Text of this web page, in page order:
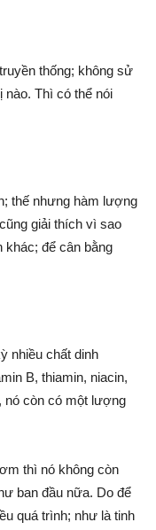
thống; không sử
nào. Thì có thể nói
thế nhưng hàm lượng
giải thích vì sao
khác; để cân bằng
nhiều chất dinh
B, thiamin, niacin,
nó còn có một lượng
thì nó không còn
ban đầu nữa. Do để
quá trình; như là tinh